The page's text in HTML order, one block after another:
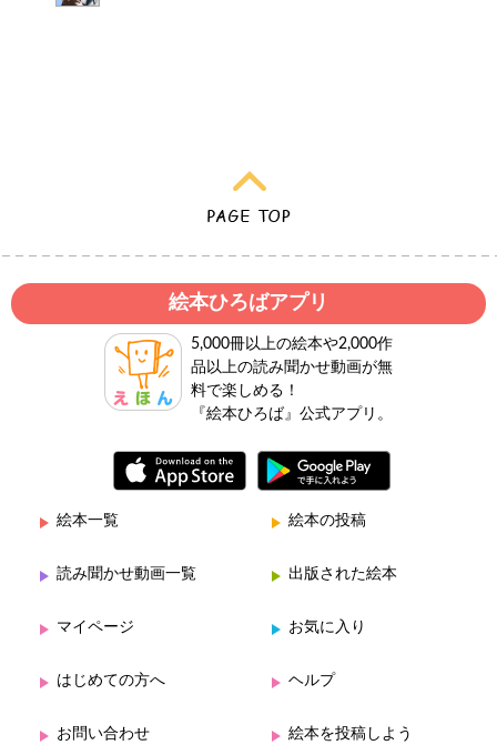
絵本ひろばアプリ
5,000冊以上の絵本や2,000作
品以上の読み聞かせ動画が無
料で楽しめる！
『絵本ひろば』公式アプリ。
絵本一覧 絵本の投稿
読み聞かせ動画一覧 出版された絵本
マイページ お気に入り
はじめての方へ ヘルプ
お問い合わせ 絵本を投稿しよう